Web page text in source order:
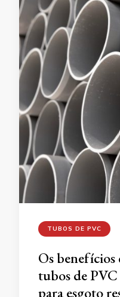
TUBOS DE PVC
Os
tubos de
para esgoto